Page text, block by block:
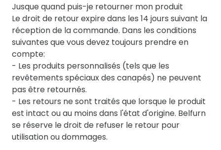
Jusque quand puis-je retourner mon produit
Le droit de retour expire dans les 14 jours suivant la
réception de la commande. Dans les conditions
suivantes que vous devez toujours prendre en
compte:
- Les produits personnalisés (tels que les
revêtements spéciaux des canapés) ne peuvent
pas être retournés.
- Les retours ne sont traités que lorsque le produit
est intact ou au moins dans l'état d'origine. Belfurn
se réserve le droit de refuser le retour pour
utilisation ou dommages.